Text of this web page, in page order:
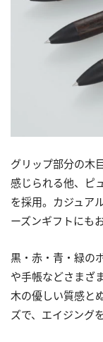
グリップ部分の木
感じられる他、ピ
を採用。カジュア
ーズンギフトにも
黒・赤・青・緑の
や手帳などさまざ
木の優しい質感と
ズで、エイジング